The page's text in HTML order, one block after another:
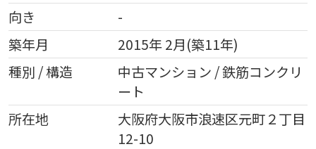
向き
-
築年月
2015年 2月(築11年)
種別 / 構造
中古マンション / 鉄筋コンクリ
ート
所在地
大阪府大阪市浪速区元町２丁目
12-10